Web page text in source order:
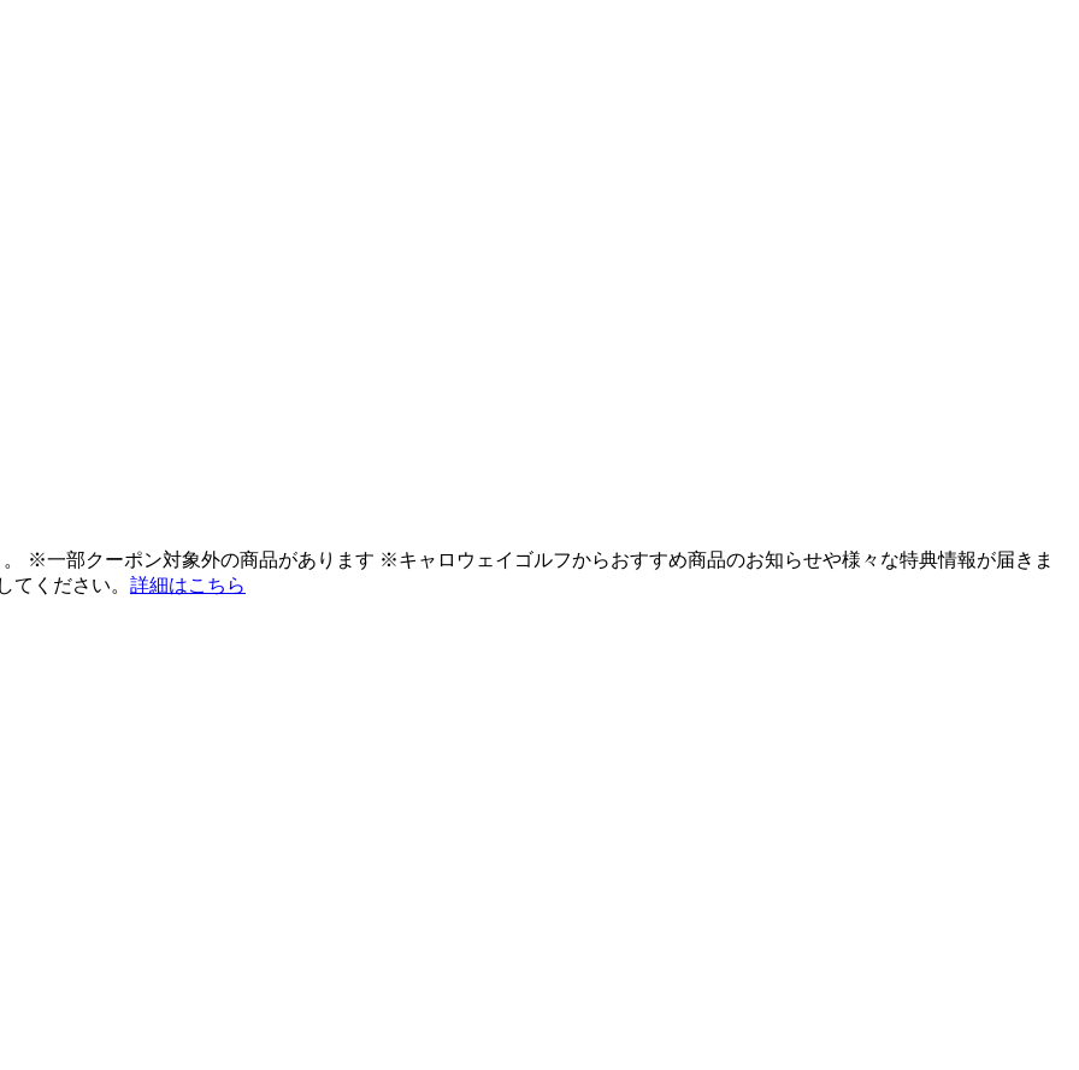
※一部クーポン対象外の商品があります ※キャロウェイゴルフからおすすめ商品のお知らせや様々な特典情報が届きま
てください。 詳細はこちら